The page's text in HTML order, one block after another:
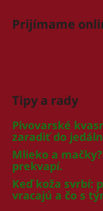
Prijímame
Tipy a rady
Pivovarské
zaradiť do
Mlieko a
prekvapí.
Keď koža svrbí:
vracajú a čo s